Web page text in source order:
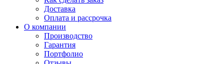
Доставка
Оплата и рассрочка
О компании
Производство
Гарантия
Портфолио